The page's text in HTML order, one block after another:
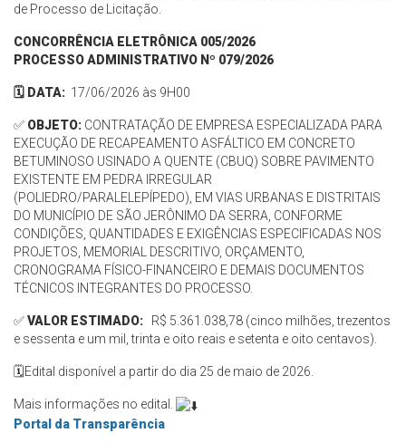
de Processo de Licitação.
CONCORRÊNCIA ELETRÔNICA 005/2026
PROCESSO ADMINISTRATIVO Nº 079/2026
🗓️ DATA: 17/06/2026 às 9H00
✅ OBJETO: CONTRATAÇÃO DE EMPRESA ESPECIALIZADA PARA
EXECUÇÃO DE RECAPEAMENTO ASFÁLTICO EM CONCRETO
BETUMINOSO USINADO A QUENTE (CBUQ) SOBRE PAVIMENTO
EXISTENTE EM PEDRA IRREGULAR
(POLIEDRO/PARALELEPÍPEDO), EM VIAS URBANAS E DISTRITAIS
DO MUNICÍPIO DE SÃO JERÔNIMO DA SERRA, CONFORME
CONDIÇÕES, QUANTIDADES E EXIGÊNCIAS ESPECIFICADAS NOS
PROJETOS, MEMORIAL DESCRITIVO, ORÇAMENTO,
CRONOGRAMA FÍSICO-FINANCEIRO E DEMAIS DOCUMENTOS
TÉCNICOS INTEGRANTES DO PROCESSO.
✅VALOR ESTIMADO:
R$ 5.361.038,78 (cinco milhões, trezentos
e sessenta e um mil, trinta e oito reais e setenta e oito centavos).
🗓️Edital disponível a partir do dia 25 de maio de 2026.
Mais informações no edital.
Portal da Transparência